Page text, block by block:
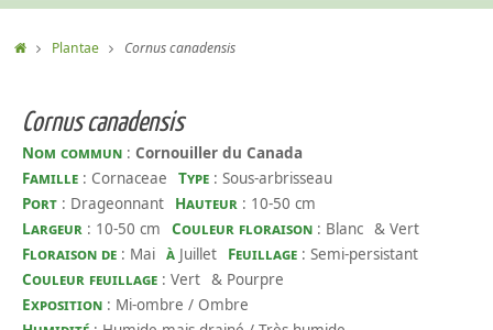
AccueilPlantae Cornus canadensis
Cornus canadensis
Nom commun : Cornouiller du Canada
Famille : Cornaceae Type : Sous-arbrisseau
Port : Drageonnant Hauteur : 10-50 cm
Largeur : 10-50 cm Couleur floraison : Blanc & Vert
Floraison de : Mai à Juillet Feuillage : Semi-persistant
Couleur feuillage : Vert & Pourpre
Exposition : Mi-ombre / Ombre